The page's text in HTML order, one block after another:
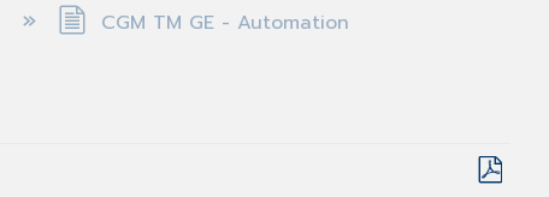
CGM TM GE - Automation